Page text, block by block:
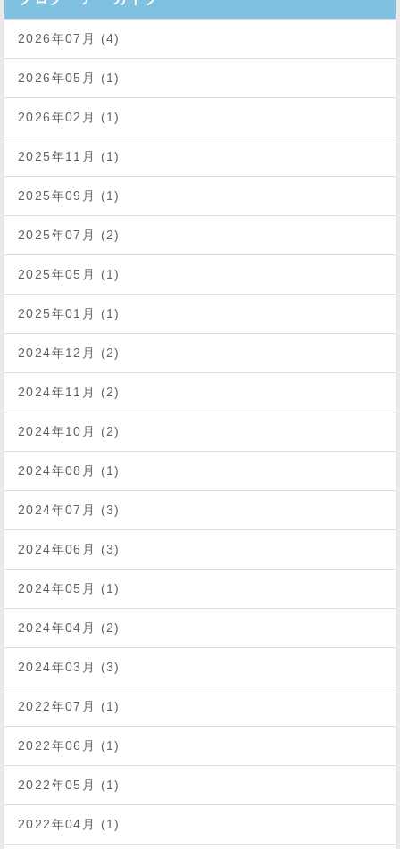
2026年07月 (4)
2026年05月 (1)
2026年02月 (1)
2025年11月 (1)
2025年09月 (1)
2025年07月 (2)
2025年05月 (1)
2025年01月 (1)
2024年12月 (2)
2024年11月 (2)
2024年10月 (2)
2024年08月 (1)
2024年07月 (3)
2024年06月 (3)
2024年05月 (1)
2024年04月 (2)
2024年03月 (3)
2022年07月 (1)
2022年06月 (1)
2022年05月 (1)
2022年04月 (1)